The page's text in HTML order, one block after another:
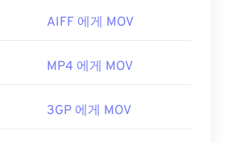
AIFF 에게 MOV
MP4 에게 MOV
3GP 에게 MOV